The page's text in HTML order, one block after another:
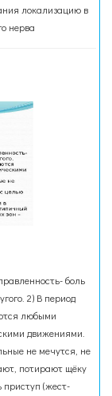
локализацию в
нерва
боль
2) В период
любыми
движениями.
не мечутся, не
потирают щёку
приступ (жест-